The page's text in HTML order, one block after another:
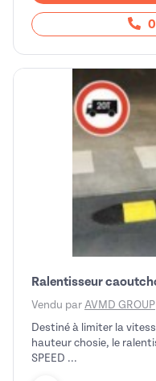
Ralentisseur
Vendu par AVMD GROUP
Destiné à limiter la
hauteur chosie, le
SPEED ...